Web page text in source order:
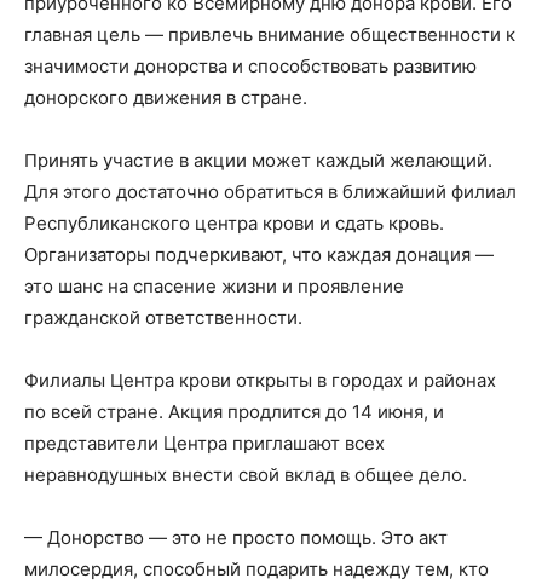
главная цель — привлечь внимание общественности к
значимости донорства и способствовать развитию
донорского движения в стране.
Принять участие в акции может каждый желающий.
Для этого достаточно обратиться в ближайший филиал
Республиканского центра крови и сдать кровь.
Организаторы подчеркивают, что каждая донация —
это шанс на спасение жизни и проявление
гражданской ответственности.
Филиалы Центра крови открыты в городах и районах
по всей стране. Акция продлится до 14 июня, и
представители Центра приглашают всех
неравнодушных внести свой вклад в общее дело.
— Донорство — это не просто помощь. Это акт
милосердия, способный подарить надежду тем, кто